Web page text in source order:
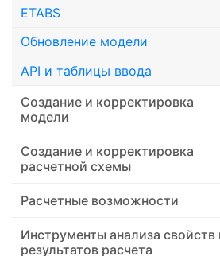
ETABS
Обновление модели
API и таблицы ввода
Создание и корректировка
модели
Создание и корректировка
расчетной схемы
Расчетные возможности
Инструменты анализа свойств
результатов расчета